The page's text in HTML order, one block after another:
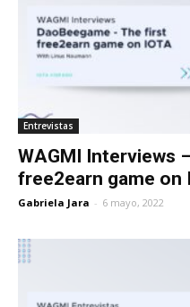
Entrevistas
WAGMI Interviews
free2earn game on
Gabriela Jara - 6 mayo, 2022